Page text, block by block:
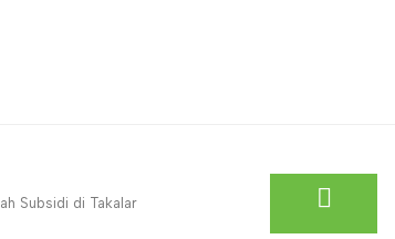
Subsidi di Takalar